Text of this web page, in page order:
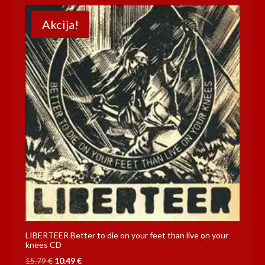
Akcija!
LIBERTEER Better to die on your feet than live on your
knees CD
15.79€ Izvorna
10.49€Trenutna